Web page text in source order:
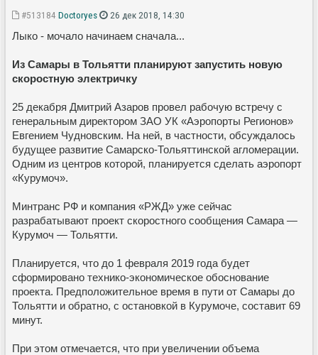
#513184 Doctoryes 26 дек 2018, 14:30
Лыко - мочало начинаем сначала...
Из Самары в Тольятти планируют запустить новую
скоростную электричку
25 декабря Дмитрий Азаров провел рабочую встречу с
генеральным директором ЗАО УК «Аэропорты Регионов»
Евгением Чудновским. На ней, в частности, обсуждалось
будущее развитие Самарско-Тольяттинской агломерации.
Одним из центров которой, планируется сделать аэропорт
«Курумоч».
Минтранс РФ и компания «РЖД» уже сейчас
разрабатывают проект скоростного сообщения Самара —
Курумоч — Тольятти.
Планируется, что до 1 февраля 2019 года будет
сформировано технико-экономическое обоснование
проекта. Предположительное время в пути от Самары до
Тольятти и обратно, с остановкой в Курумоче, составит 69
минут.
При этом отмечается, что при увеличении объема